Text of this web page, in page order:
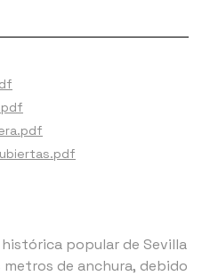
popular de Sevilla
de anchura, debido